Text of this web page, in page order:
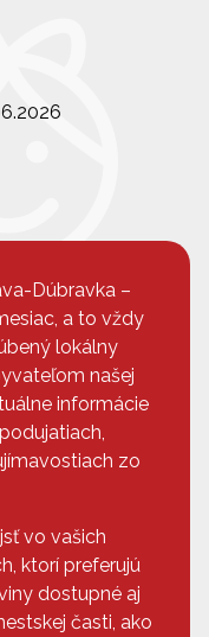
Dúbravka –
a to vždy
lokálny
našej
informácie
zo
vo vašich
ktorí preferujú
dostupné aj
časti, ako